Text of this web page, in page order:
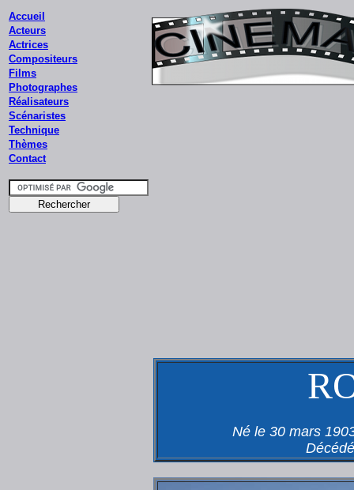
Accueil
Acteurs
Actrices
Compositeurs
Films
Photographes
Réalisateurs
Scénaristes
Technique
Thèmes
Contact
Né le 30 mars